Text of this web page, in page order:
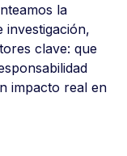
la
investigación,
clave: que
impacto real en